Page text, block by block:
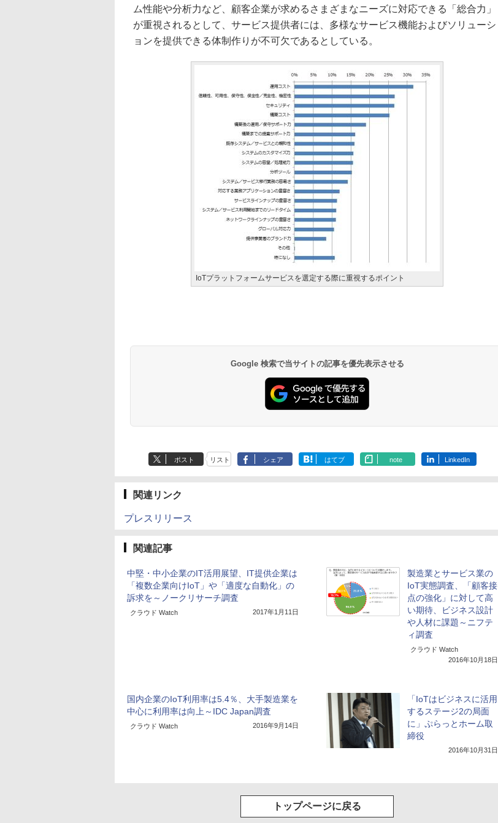
ム性能や分析力など、顧客企業が求めるさまざまなニーズに対応できる「総合力」
が重視されるとして、サービス提供者には、多様なサービス機能およびソリューシ
ョンを提供できる体制作りが不可欠であるとしている。
IoTプラットフォームサービスを選定する際に重視するポイント
Google 検索で当サイトの記事を優先表示させる
ポスト リスト シェア はてブ note LinkedIn
関連リンク
プレスリリース
関連記事
中堅・中小企業のIT活用展望、IT提供企業は
「複数企業向けIoT」や「適度な自動化」の
訴求を～ノークリサーチ調査
クラウド Watch 2017年1月11日
製造業とサービス業の
IoT実態調査、「顧客接
点の強化」に対して高
い期待、ビジネス設計
や人材に課題～ニフテ
ィ調査
クラウド Watch
2016年10月18日
国内企業のIoT利用率は5.4％、大手製造業を
中心に利用率は向上～IDC Japan調査
クラウド Watch 2016年9月14日
「IoTはビジネスに活用
するステージ2の局面
に」ぷらっとホーム取
締役
2016年10月31日
トップページに戻る